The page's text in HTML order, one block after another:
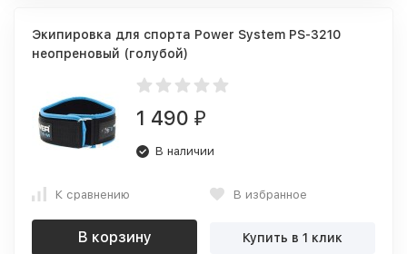
Экипировка для спорта Power System PS-3210
неопреновый (голубой)
1 490 ₽
В наличии
К сравнению В избранное
В корзину Купить в 1 клик